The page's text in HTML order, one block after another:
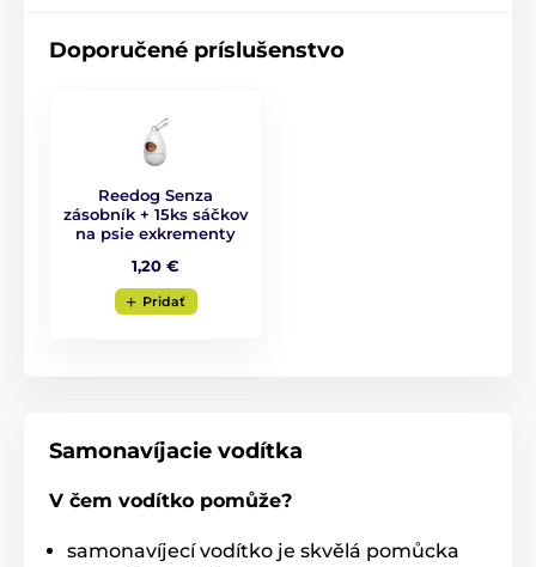
originálny a i praktický je preto design vodítka Reedog
Senza. Dostante ho nie len v štyroch rôznych
Extra pevné lanko proti zamotaniu!
Doporučené príslušenstvo
Reedog Senza
zásobník + 15ks sáčkov
na psie exkrementy
1,20 €
Pridať
Samonavíjacie vodítka
V čem vodítko pomůže?
samonavíjecí vodítko je skvělá pomůcka